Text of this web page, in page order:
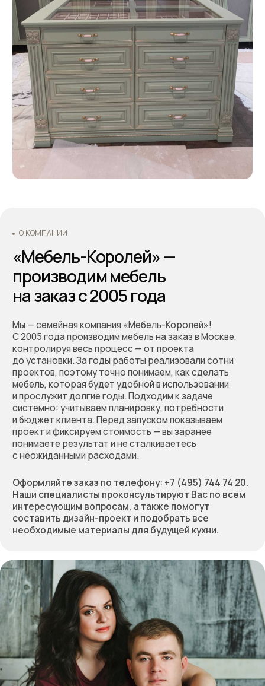
Основатели - Всеволод и Татьяна Король
Оставьте заявку
стоимости вашей мебели.
Мы перезвоним, обсудим
проект, предложим
решение и зафиксируем
стоимость работы
+7 (495) 744 74 20
Позвоните нам по телефону:
Или заполните форму
+7
Отправляя форму, вы соглашаетесь
с политикой
конфиденциальности
Собственное производство
мебели — работаем с 2012 года
Контакты салона Контактная информация